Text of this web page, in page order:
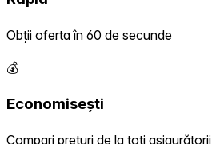
Obții oferta în 60 de secunde
💰
Economisești
Compari prețuri de la toți asigurătorii